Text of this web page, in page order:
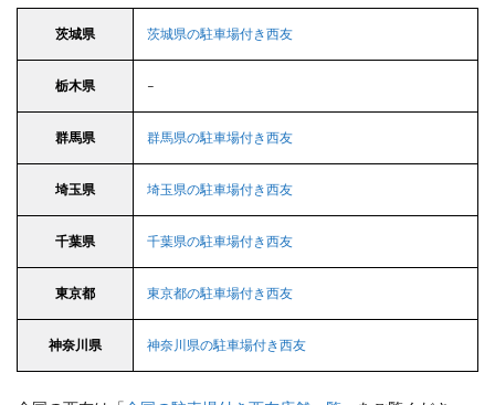
茨城県 茨城県の駐車場付き西友
栃木県 –
群馬県 群馬県の駐車場付き西友
埼玉県 埼玉県の駐車場付き西友
千葉県 千葉県の駐車場付き西友
東京都 東京都の駐車場付き西友
神奈川県 神奈川県の駐車場付き西友